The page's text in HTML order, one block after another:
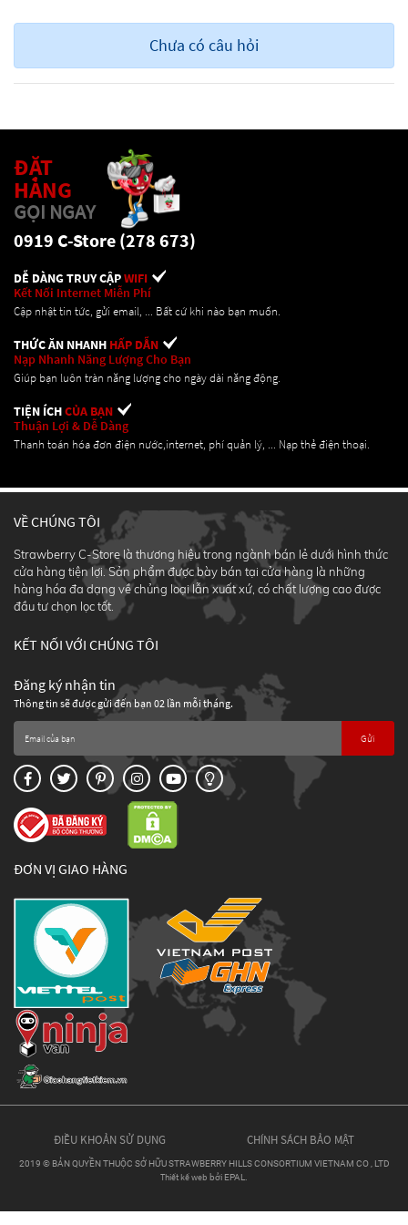
Chưa có câu hỏi
ĐẶT
HÀNG
GỌI NGAY
0919 C-Store (278 673)
DỄ DÀNG TRUY CẬPWIFI
Kết Nối Internet Miễn Phí
Cập nhật tin tức, gửi email, ... Bất cứ khi nào bạn muốn.
THỨC ĂN NHANH HẤP DẪN
Nạp Nhanh Năng Lượng Cho Bạn
Giúp bạn luôn tràn năng lượng cho ngày dài năng động.
TIỆN ÍCHCỦA BẠN
Thuận Lợi & Dễ Dàng
Thanh toán hóa đơn điện nước,internet, phí quản lý, ... Nạp thẻ điện thoại.
VỀ CHÚNG TÔI
Strawberry C-Store là thương hiệu trong ngành bán lẻ dưới hình thức
cửa hàng tiện lợi. Sản phẩm được bày bán tại cửa hàng là những
hàng hóa đa dạng về chủng loại lẫn xuất xứ, có chất lượng cao được
đầu tư chọn lọc tốt.
KẾT NỐI VỚI CHÚNG TÔI
Đăng ký nhận tin
Thông tin sẽ được gửi đến bạn 02 lần mỗi tháng.
Gửi
ĐƠN VỊ GIAO HÀNG
ĐIỀU KHOẢN SỬ DỤNG CHÍNH SÁCH BẢO MẬT
2019 © BẢN QUYỀN THUỘC SỞ HỮU STRAWBERRY HILLS CONSORTIUM VIETNAM CO , LTD
Thiết kế web bởi EPAL.